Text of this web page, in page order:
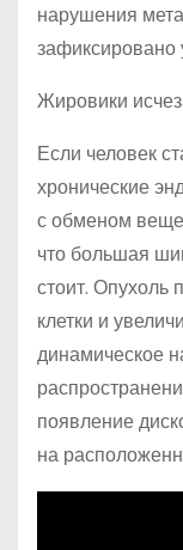
нарушения
зафиксировано
Жировики
Если человек
хронические
с обменом
что большая
стоит. Опухоль
клетки и
динамическое
появление
на